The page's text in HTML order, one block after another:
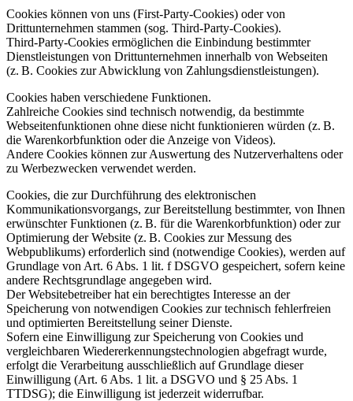
Cookies können von uns (First-Party-Cookies) oder von
Drittunternehmen stammen (sog. Third-Party-Cookies).
Third-Party-Cookies ermöglichen die Einbindung bestimmter
Dienstleistungen von Drittunternehmen innerhalb von Webseiten
(z. B. Cookies zur Abwicklung von Zahlungsdienstleistungen).
Cookies haben verschiedene Funktionen.
Zahlreiche Cookies sind technisch notwendig, da bestimmte
Webseitenfunktionen ohne diese nicht funktionieren würden (z. B.
die Warenkorbfunktion oder die Anzeige von Videos).
Andere Cookies können zur Auswertung des Nutzerverhaltens oder
zu Werbezwecken verwendet werden.
Cookies, die zur Durchführung des elektronischen
Kommunikationsvorgangs, zur Bereitstellung bestimmter, von Ihnen
erwünschter Funktionen (z. B. für die Warenkorbfunktion) oder zur
Optimierung der Website (z. B. Cookies zur Messung des
Webpublikums) erforderlich sind (notwendige Cookies), werden auf
Grundlage von Art. 6 Abs. 1 lit. f DSGVO gespeichert, sofern keine
andere Rechtsgrundlage angegeben wird.
Der Websitebetreiber hat ein berechtigtes Interesse an der
Speicherung von notwendigen Cookies zur technisch fehlerfreien
und optimierten Bereitstellung seiner Dienste.
Sofern eine Einwilligung zur Speicherung von Cookies und
vergleichbaren Wiedererkennungstechnologien abgefragt wurde,
erfolgt die Verarbeitung ausschließlich auf Grundlage dieser
Einwilligung (Art. 6 Abs. 1 lit. a DSGVO und § 25 Abs. 1
TTDSG); die Einwilligung ist jederzeit widerrufbar.